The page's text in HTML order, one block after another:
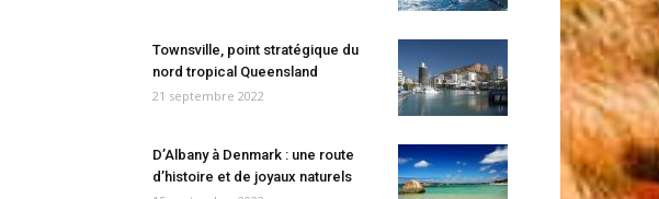
Townsville, point stratégique du
nord tropical Queensland
21 septembre 2022
D’Albany à Denmark : une route
d’histoire et de joyaux naturels